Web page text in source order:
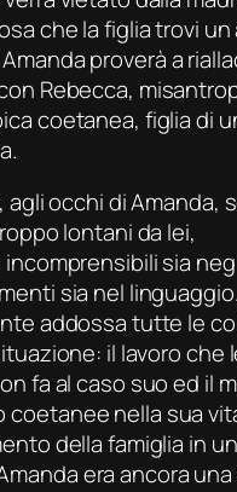
che la figlia trovi un
proverà a
Rebecca,
coetanea, figlia di
agli occhi di Amanda,
lontani da lei,
sia
sia nel
addossa tutte le
il lavoro che
fa al caso suo ed il
coetanee nella sua
della famiglia in
era ancora